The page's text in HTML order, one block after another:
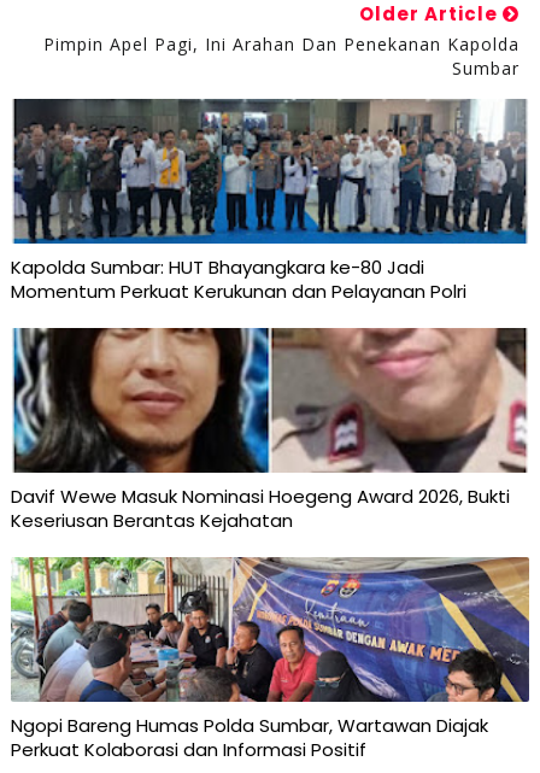
Older Article
Pimpin Apel Pagi, Ini Arahan Dan Penekanan Kapolda
Sumbar
Kapolda Sumbar: HUT Bhayangkara ke-80 Jadi
Momentum Perkuat Kerukunan dan Pelayanan Polri
Davif Wewe Masuk Nominasi Hoegeng Award 2026, Bukti
Keseriusan Berantas Kejahatan
Ngopi Bareng Humas Polda Sumbar, Wartawan Diajak
Perkuat Kolaborasi dan Informasi Positif